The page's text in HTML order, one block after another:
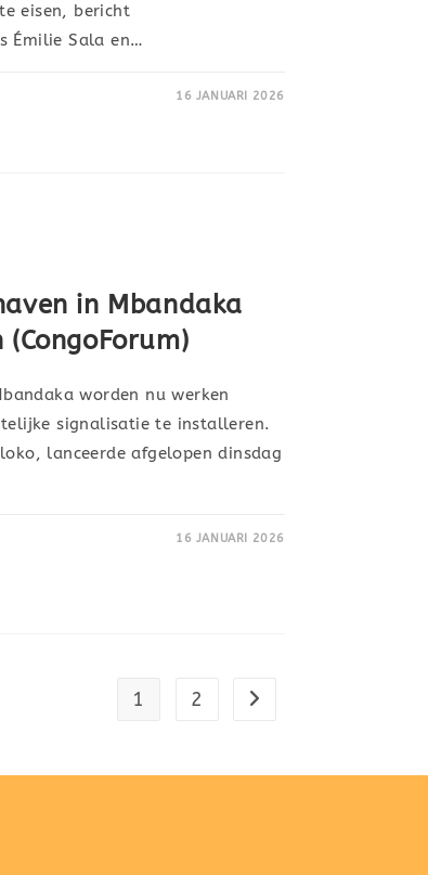
eisen, bericht
Émilie Sala en…
16 JANUARI 2026
in Mbandaka
worden nu werken
signalisatie te installeren.
lanceerde afgelopen dinsdag
16 JANUARI 2026
1 2